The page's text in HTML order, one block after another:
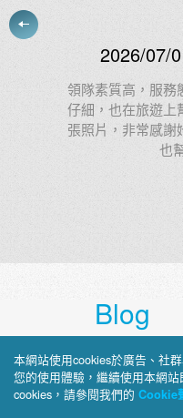
2026/
阿德很棒！
Blog
上順部
深入介紹旅
本網站使用cookies於廣告、社
您的使用體驗，繼續使用本網
cookies，請參閱我們的 Cookie